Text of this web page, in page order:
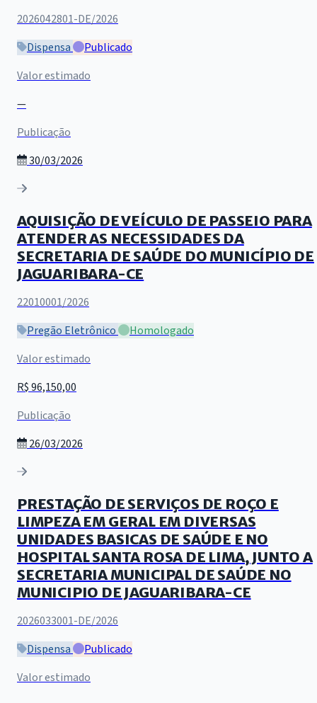
2026042801-DE/2026
Dispensa
Publicado
Valor estimado
—
Publicação
30/03/2026
AQUISIÇÃO DE VEÍCULO DE PASSEIO PARA
ATENDER AS NECESSIDADES DA
SECRETARIA DE SAÚDE DO MUNICÍPIO DE
JAGUARIBARA-CE
22010001/2026
Pregão Eletrônico
Homologado
Valor estimado
R$ 96,150,00
Publicação
26/03/2026
PRESTAÇÃO DE SERVIÇOS DE ROÇO E
LIMPEZA EM GERAL EM DIVERSAS
UNIDADES BASICAS DE SAÚDE E NO
HOSPITAL SANTA ROSA DE LIMA, JUNTO A
SECRETARIA MUNICIPAL DE SAÚDE NO
MUNICIPIO DE JAGUARIBARA-CE
2026033001-DE/2026
Dispensa
Publicado
Valor estimado